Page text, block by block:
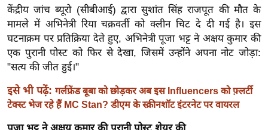
न्यू
ज
ब्री
फ
नो
रं
ज
केंद्रीय जांच ब्यूरो (सीबीआई) द्वारा सुशांत सिंह राजपूत की मौत के
मामले में अभिनेत्री रिया चक्रवर्ती को क्लीन चिट दे दी गई है। इस
घटनाक्रम पर प्रतिक्रिया देते हुए, अभिनेत्री पूजा भट्ट ने अक्षय कुमार की
एक पुरानी पोस्ट को फिर से देखा, जिसमें उन्होंने अपना नोट जोड़ा:
"सत्य की जीत हुई।"
इसे भी पढ़ें: गर्लफ्रेंड बूबा को छोड़कर अब इस Influencers को फ़्लर्टी
टेक्स्ट भेज रहे हैं MC Stan? डीएम के स्क्रीनशॉट इंटरनेट पर वायरल